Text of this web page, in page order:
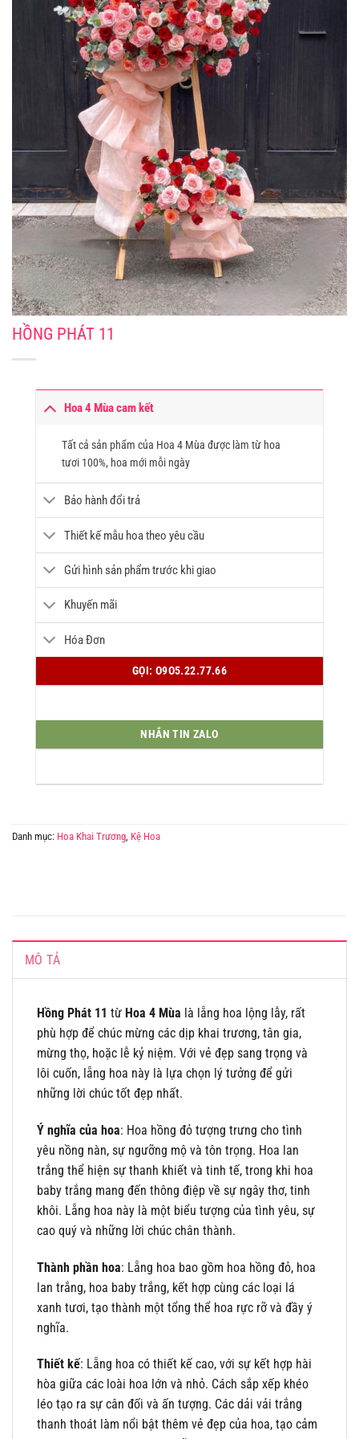
HỒNG PHÁT 11
Hoa 4 Mùa cam kết
Tất cả sản phẩm của Hoa 4 Mùa được làm từ hoa
tươi 100%, hoa mới mỗi ngày
Bảo hành đổi trả
Thiết kế mẫu hoa theo yêu cầu
Gửi hình sản phẩm trước khi giao
Khuyến mãi
Hóa Đơn
GỌI: O9O5.22.77.66
NHẮN TIN ZALO
Danh mục: Hoa Khai Trương, Kệ Hoa
MÔ TẢ
Hồng Phát 11 từ Hoa 4 Mùa là lẵng hoa lộng lẫy, rất
phù hợp để chúc mừng các dịp khai trương, tân gia,
mừng thọ, hoặc lễ kỷ niệm. Với vẻ đẹp sang trọng và
lôi cuốn, lẵng hoa này là lựa chọn lý tưởng để gửi
những lời chúc tốt đẹp nhất.
Ý nghĩa của hoa: Hoa hồng đỏ tượng trưng cho tình
yêu nồng nàn, sự ngưỡng mộ và tôn trọng. Hoa lan
trắng thể hiện sự thanh khiết và tinh tế, trong khi hoa
baby trắng mang đến thông điệp về sự ngây thơ, tinh
khôi. Lẵng hoa này là một biểu tượng của tình yêu, sự
cao quý và những lời chúc chân thành.
Thành phần hoa: Lẵng hoa bao gồm hoa hồng đỏ, hoa
lan trắng, hoa baby trắng, kết hợp cùng các loại lá
xanh tươi, tạo thành một tổng thể hoa rực rỡ và đầy ý
nghĩa.
Thiết kế: Lẵng hoa có thiết kế cao, với sự kết hợp hài
hòa giữa các loài hoa lớn và nhỏ. Cách sắp xếp khéo
léo tạo ra sự cân đối và ấn tượng. Các dải vải trắng
thanh thoát làm nổi bật thêm vẻ đẹp của hoa, tạo cảm